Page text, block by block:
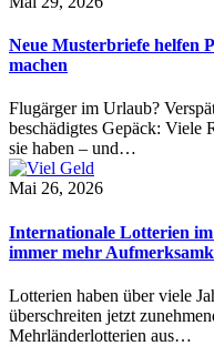
Neue Musterbriefe helfen
machen
Flugärger im Urlaub?
beschädigtes Gepäck: Viele
sie haben – und…
Mai 26, 2026
Internationale Lotterien
immer mehr
Lotterien haben über viele
überschreiten jetzt
Mehrländerlotterien aus…